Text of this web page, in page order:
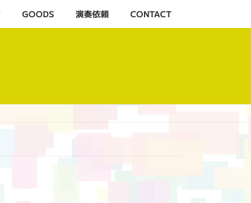
GOODS 演奏依頼 CONTACT